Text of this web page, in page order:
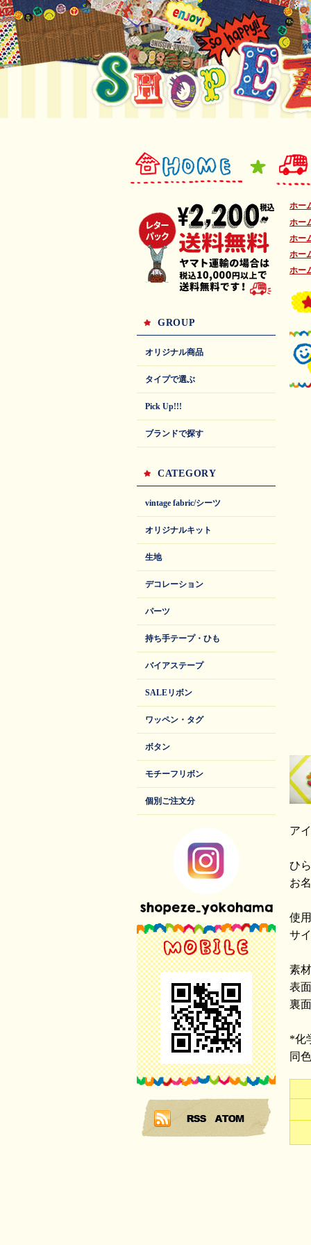
GROUP
オリジナル商品
タイプで選ぶ
Pick Up!!!
ブランドで探す
CATEGORY
vintage fabric/シーツ
オリジナルキット
生地
デコレーション
パーツ
持ち手テープ・ひも
バイアステープ
SALEリボン
ワッペン・タグ
ボタン
モチーフリボン
個別ご注文分
ホー
ホー
ホー
ホー
ホー
ア
ひ
お
使
サ
素材
表
裏
*化
同